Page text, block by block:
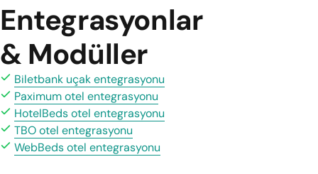
Entegrasyonlar
& Modüller
Biletbank uçak entegrasyonu
Paximum otel entegrasyonu
HotelBeds otel entegrasyonu
TBO otel entegrasyonu
WebBeds otel entegrasyonu